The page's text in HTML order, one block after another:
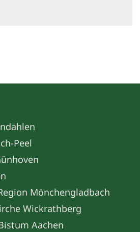
Peel
Mönchengladbach
Wickrathberg
Aachen